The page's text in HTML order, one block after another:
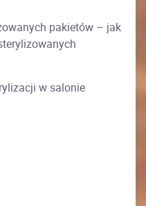
pakietów – jak
w salonie